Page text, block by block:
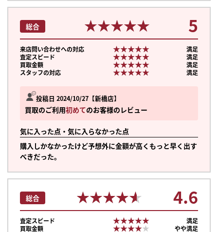
投稿日 2024/10/27 新橋店
買取のご利用初めてのお客様のレビュー
気に入った点・気に入らなかった点
購入しかなかったけど予想外に金額が高くもっと早く出す
べきだった。
総合 ★★★★★
★★★★★ 5
来店問い合わせへの対応 ★★★★★
★★★★★
満足
査定スピード
★★★★★
★★★★★
満足
買取金額
★★★★★
★★★★★
満足
スタッフの対応
★★★★★
★★★★★ 満足
総合 ★★★★★
★★★★★ 4.6
査定スピード ★★★★★
★★★★★
満足
買取金額
★★★★★
★★★★★ やや満足
かんたん30秒でお試し査定